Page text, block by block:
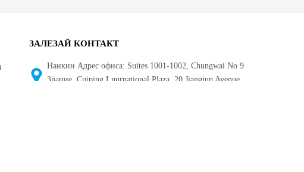
ЗАЛЕЗАЙ КОНТАКТ
Нанкин Адрес офиса: Suites 1001-1002, Chungwai No 9
Здание, Cuiping Lnurnational Plaza, 20 Jiangjun Avenue,